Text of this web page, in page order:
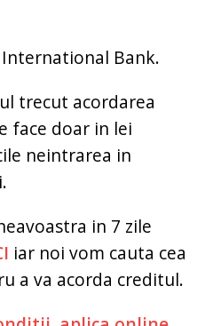
Bank.
trecut acordarea
face doar in lei
neintrarea in
in 7 zile
iar noi vom cauta cea
a va acorda creditul.